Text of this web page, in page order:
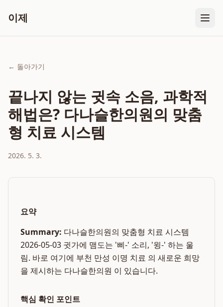
이제
← 돌아가기
끝나지 않는 귓속 소음, 과학적
해법은? 다나슬한의원의 맞춤
형 치료 시스템
2026. 5. 3.
요약
Summary: 다나슬한의원의 맞춤형 치료 시스템
2026-05-03 귓가에 맴도는 '삐-' 소리, '윙-' 하는 울
림. 바로 여기에 부천 만성 이명 치료 의 새로운 희망
을 제시하는 다나슬한의원 이 있습니다.
핵심 확인 포인트